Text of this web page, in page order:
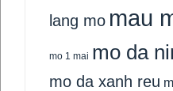
lang mo mau
mo 1 mai mo da
mo da xanh reu